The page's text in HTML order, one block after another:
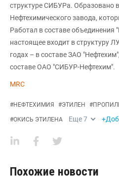
структуре СИБУРа. Образовано
Нефтехимического завода,
Работал в составе объединения
настоящее входит в структуру
годах – в составе ЗАО
составе ОАО "СИБУР-Нефтехим".
MRC
#НЕФТЕХИМИЯ #ЭТИЛЕН #
#ОКИСЬ ЭТИЛЕНА Еще7
Похожие новости